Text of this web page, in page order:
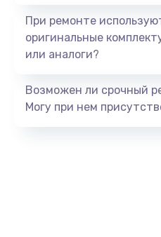
При ремонте
оригинальные
или аналоги?
Возможен ли срочный
Могу при нем